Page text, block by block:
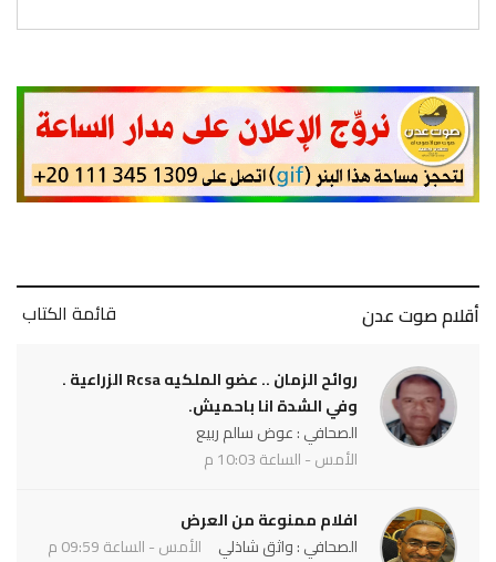
أقلام صوت عدن قائمة الكتاب
روائح الزمان .. عضو الملكيه Rcsa الزراعية .
وفي الشدة انا باحميش.
الصحافي : عوض سالم ربيع
الأمس - الساعة 10:03 م
افلام ممنوعة من العرض
الصحافي : واثق شاذلي
الأمس - الساعة 09:59 م